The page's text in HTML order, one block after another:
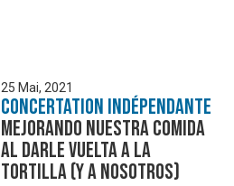
25 Mai, 2021
Concertation Indépendante
Mejorando nuestra comida
al darle vuelta a la
tortilla (y a nosotros)